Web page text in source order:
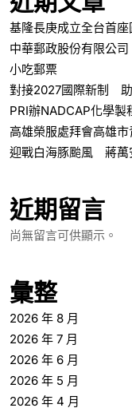
基隆長庚成立全台首
中華郵政股份有限公
小吃郵票
對接2027國際新制
PRI辦NADCAP化學製
高雄榮服處拜會高雄
迎戰白海豚颱風 蔣萬
近期留言
尚無留言可供顯示。
彙整
2026 年 8 月
2026 年 7 月
2026 年 6 月
2026 年 5 月
2026 年 4 月